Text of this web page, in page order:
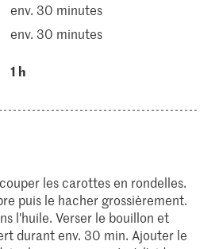
env. 30 minutes
env. 30 minutes
1 h
les carottes en rondelles.
puis le hacher grossièrement.
l'huile. Verser le bouillon et
durant env. 30 min. Ajouter le